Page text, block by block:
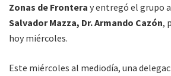
Zonas de Frontera y entregó el grupo
Salvador Mazza, Dr. Armando Cazón,
hoy miércoles.
Este miércoles al mediodía, una